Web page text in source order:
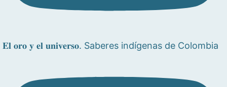
𝐄𝐥 𝐨𝐫𝐨 𝐲 𝐞𝐥 𝐮𝐧𝐢𝐯𝐞𝐫𝐬𝐨. Saberes indígenas de Colombia